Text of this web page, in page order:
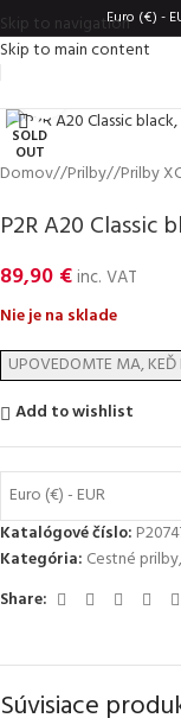
Skip to navigation
Skip to main content
Euro (€) -
SOLD
OUT
Domov/ Prilby/ Prilby
P2R A20 Classic
89,90 €inc. VAT
Nie je na sklade
Add to wishlist
Euro (€) - EUR
Katalógové číslo:
Kategória: Cestné prilby,
Share:
Súvisiace